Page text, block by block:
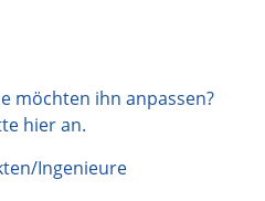
möchten ihn anpassen?
hieran.
Ingenieure